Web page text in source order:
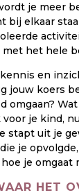
je meer
bij elkaar
het hele
en
jouw koers
omgaan?
je kind,
stapt uit je
je
je omgaat
HET